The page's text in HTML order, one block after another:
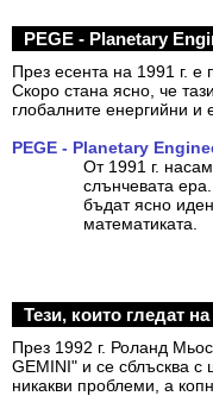
PEGE - Planetary
През есента на 1991 г. е
Скоро стана ясно, че
глобалните енергийни и
PEGE - Planetary
От 1991 г.
слънчевата
бъдат ясно
математиката.
Тези, които гледат
През 1992 г. Роланд
GEMINI" и се сблъсква с
никакви проблеми, а